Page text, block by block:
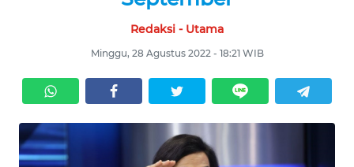
Redaksi - Utama
Minggu, 28 Agustus 2022 - 18:21 WIB
TOKOH
Informasi